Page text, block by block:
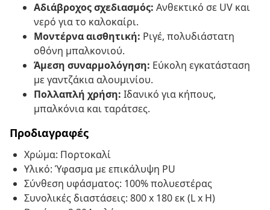
Αδιάβροχος σχεδιασμός: Ανθεκτικό σε UV και
νερό για το καλοκαίρι.
Μοντέρνα αισθητική: Ριγέ, πολυδιάστατη
οθόνη μπαλκονιού.
Άμεση συναρμολόγηση: Εύκολη εγκατάσταση
με γαντζάκια αλουμινίου.
Πολλαπλή χρήση: Ιδανικό για κήπους,
μπαλκόνια και ταράτσες.
Προδιαγραφές
Χρώμα: Πορτοκαλί
Υλικό: Ύφασμα με επικάλυψη PU
Σύνθεση υφάσματος: 100% πολυεστέρας
Συνολικές διαστάσεις: 800 x 180 εκ (L x H)